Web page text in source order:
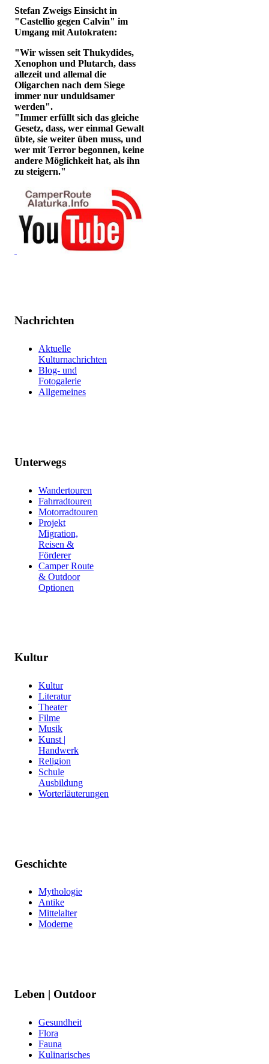
Stefan Zweigs Einsicht in
"Castellio gegen Calvin" im
Umgang mit Autokraten:
"Wir wissen seit Thukydides,
Xenophon und Plutarch, dass
allezeit und allemal die
Oligarchen nach dem Siege
immer nur unduldsamer
werden".
"Immer erfüllt sich das gleiche
Gesetz, dass, wer einmal Gewalt
übte, sie weiter üben muss, und
wer mit Terror begonnen, keine
andere Möglichkeit hat, als ihn
zu steigern."
Nachrichten
Aktuelle
Kulturnachrichten
Blog- und
Fotogalerie
Allgemeines
Unterwegs
Wandertouren
Fahrradtouren
Motorradtouren
Projekt
Migration,
Reisen &
Förderer
Camper Route
& Outdoor
Optionen
Kultur
Kultur
Literatur
Theater
Filme
Musik
Kunst |
Handwerk
Religion
Schule
Ausbildung
Worterläuterungen
Geschichte
Mythologie
Antike
Mittelalter
Moderne
Leben | Outdoor
Gesundheit
Flora
Fauna
Kulinarisches